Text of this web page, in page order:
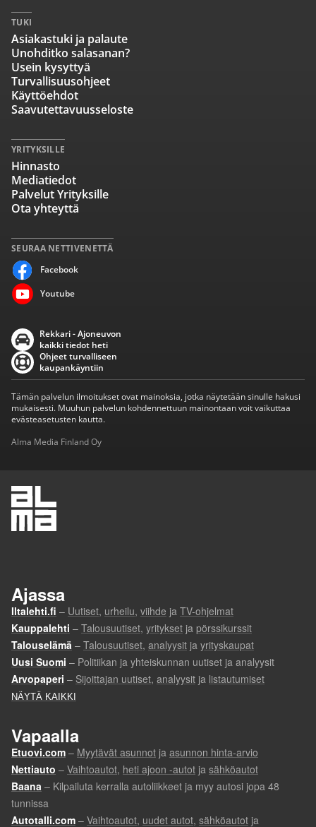
SEURAA NETTIVENETTÄ
Facebook
Youtube
TUKI
Asiakastuki ja palaute
Unohditko salasanan?
Usein kysyttyä
Turvallisuusohjeet
Käyttöehdot
Saavutettavuusseloste
YRITYKSILLE
Hinnasto
Mediatiedot
Palvelut Yrityksille
Ota yhteyttä
Rekkari - Ajoneuvon
kaikki tiedot heti
Ohjeet turvalliseen
kaupankäyntiin
Tämän palvelun ilmoitukset ovat mainoksia, jotka näytetään sinulle hakusi
mukaisesti. Muuhun palvelun kohdennettuun mainontaan voit vaikuttaa
evästeasetusten kautta.
Alma Media Finland Oy